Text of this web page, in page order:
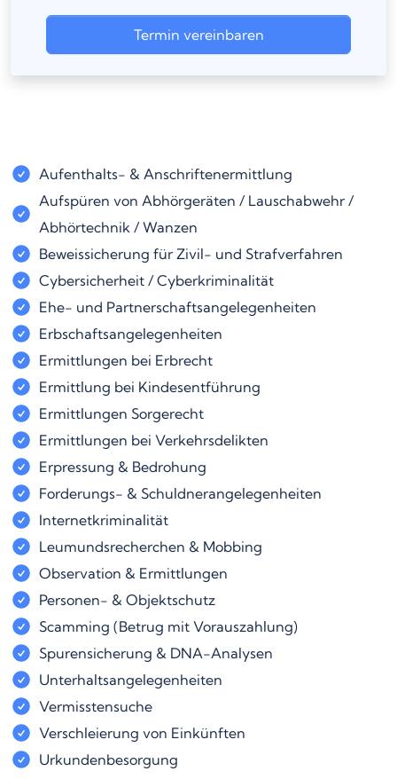
Termin vereinbaren
Aufenthalts- & Anschriftenermittlung
Aufspüren von Abhörgeräten / Lauschabwehr /
Abhörtechnik / Wanzen
Beweissicherung für Zivil- und Strafverfahren
Cybersicherheit / Cyberkriminalität
Ehe- und Partnerschaftsangelegenheiten
Erbschaftsangelegenheiten
Ermittlungen bei Erbrecht
Ermittlung bei Kindesentführung
Ermittlungen Sorgerecht
Ermittlungen bei Verkehrsdelikten
Erpressung & Bedrohung
Forderungs- & Schuldnerangelegenheiten
Internetkriminalität
Leumundsrecherchen & Mobbing
Observation & Ermittlungen
Personen- & Objektschutz
Scamming (Betrug mit Vorauszahlung)
Spurensicherung & DNA-Analysen
Unterhaltsangelegenheiten
Vermisstensuche
Verschleierung von Einkünften
Urkundenbesorgung